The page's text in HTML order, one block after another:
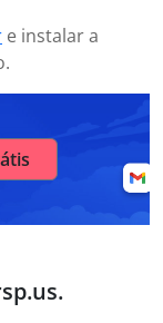
e instalar a